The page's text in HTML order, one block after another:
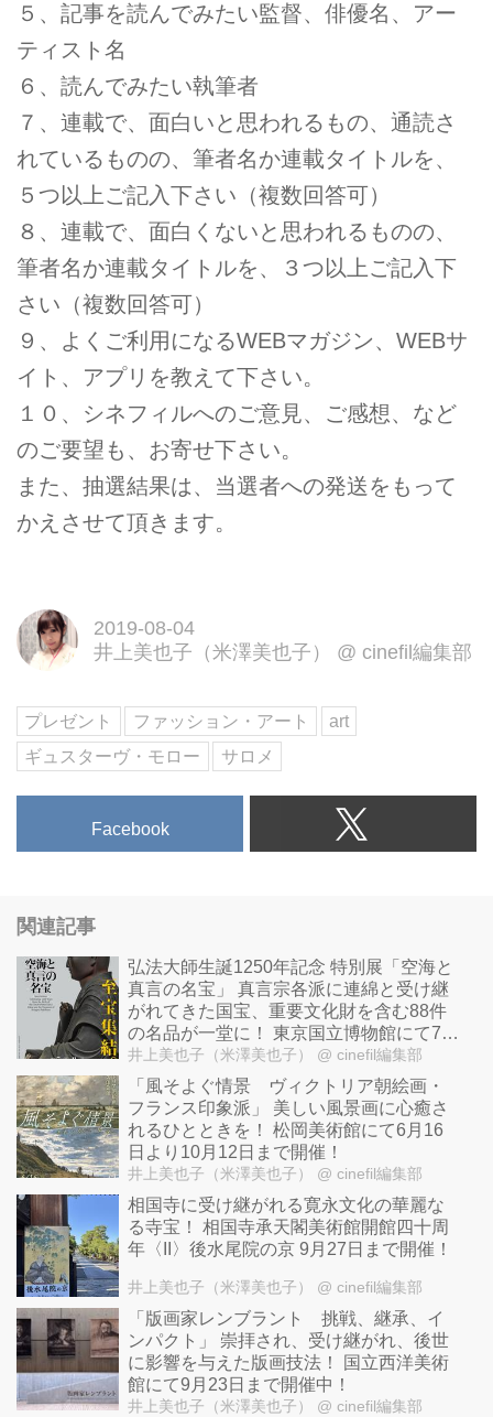
５、記事を読んでみたい監督、俳優名、アー
ティスト名
６、読んでみたい執筆者
７、連載で、面白いと思われるもの、通読さ
れているものの、筆者名か連載タイトルを、
５つ以上ご記入下さい（複数回答可）
８、連載で、面白くないと思われるものの、
筆者名か連載タイトルを、３つ以上ご記入下
さい（複数回答可）
９、よくご利用になるWEBマガジン、WEBサ
イト、アプリを教えて下さい。
１０、シネフィルへのご意見、ご感想、など
のご要望も、お寄せ下さい。
また、抽選結果は、当選者への発送をもって
かえさせて頂きます。
2019-08-04
井上美也子（米澤美也子）
@ cinefil編集部
プレゼント ファッション・アート
art
ギュスターヴ・モロー
サロメ
Facebook
関連記事
弘法大師生誕1250年記念 特別展「空海と
真言の名宝」 真言宗各派に連綿と受け継
がれてきた国宝、重要文化財を含む88件
の名品が一堂に！ 東京国立博物館にて7月
14日から9月6日まで開催！
井上美也子（米澤美也子） @ cinefil編集部
「風そよぐ情景 ヴィクトリア朝絵画・
フランス印象派」 美しい風景画に心癒さ
れるひとときを！ 松岡美術館にて6月16
日より10月12日まで開催！
井上美也子（米澤美也子） @ cinefil編集部
相国寺に受け継がれる寛永文化の華麗な
る寺宝！ 相国寺承天閣美術館開館四十周
年〈II〉後水尾院の京 9月27日まで開催！
井上美也子（米澤美也子） @ cinefil編集部
「版画家レンブラント 挑戦、継承、イ
ンパクト」 崇拝され、受け継がれ、後世
に影響を与えた版画技法！ 国立西洋美術
館にて9月23日まで開催中！
井上美也子（米澤美也子） @ cinefil編集部